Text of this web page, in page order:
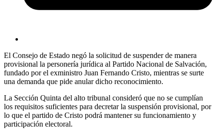
El Consejo de Estado negó la solicitud de suspender de manera
provisional la personería jurídica al Partido Nacional de Salvación,
fundado por el exministro Juan Fernando Cristo, mientras se surte
una demanda que pide anular dicho reconocimiento.
La Sección Quinta del alto tribunal consideró que no se cumplían
los requisitos suficientes para decretar la suspensión provisional, por
lo que el partido de Cristo podrá mantener su funcionamiento y
participación electoral.